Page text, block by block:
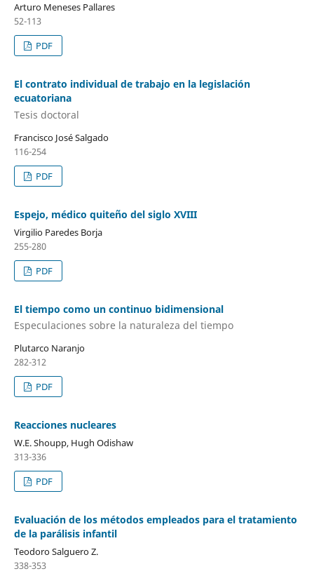
Arturo Meneses Pallares
52-113
PDF
El contrato individual de trabajo en la legislación
ecuatoriana
Tesis doctoral
Francisco José Salgado
116-254
PDF
Espejo, médico quiteño del siglo XVIII
Virgilio Paredes Borja
255-280
PDF
El tiempo como un continuo bidimensional
Especulaciones sobre la naturaleza del tiempo
Plutarco Naranjo
282-312
PDF
Reacciones nucleares
W.E. Shoupp, Hugh Odishaw
313-336
PDF
Evaluación de los métodos empleados para el tratamiento
de la parálisis infantil
Teodoro Salguero Z.
338-353